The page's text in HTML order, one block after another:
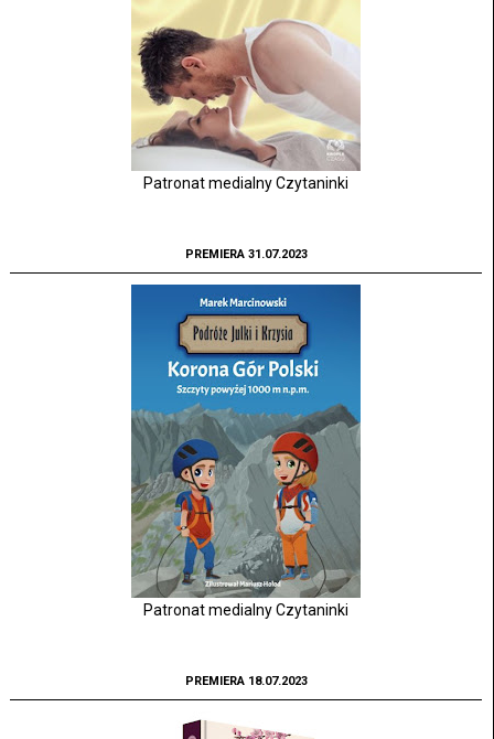
Patronat medialny Czytaninki
PREMIERA 31.07.2023
Patronat medialny Czytaninki
PREMIERA 18.07.2023